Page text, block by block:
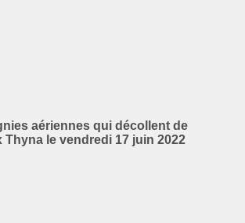
aériennes qui décollent de
Thyna le vendredi 17 juin 2022